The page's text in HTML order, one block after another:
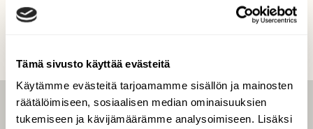
Tämä sivusto käyttää evästeitä
Käytämme evästeitä tarjoamamme sisällön ja mainosten
räätälöimiseen, sosiaalisen median ominaisuuksien
tukemiseen ja kävijämäärämme analysoimiseen. Lisäksi
LEHTI